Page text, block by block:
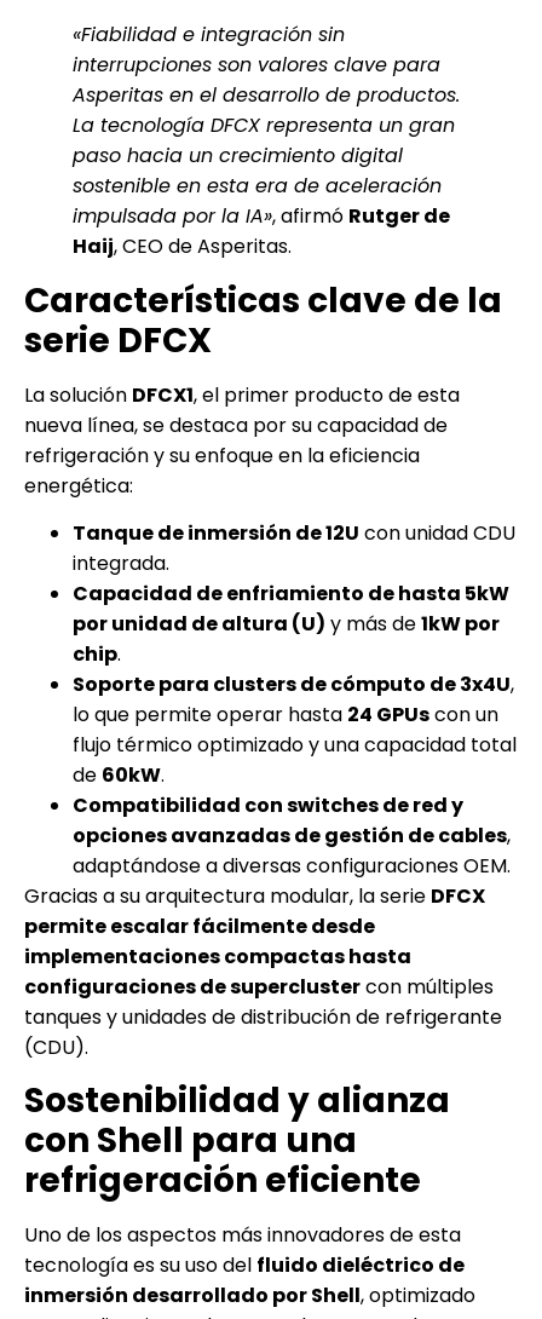
«Fiabilidad e integración sin
interrupciones son valores clave para
Asperitas en el desarrollo de productos.
La tecnología DFCX representa un gran
paso hacia un crecimiento digital
sostenible en esta era de aceleración
impulsada por la IA», afirmó Rutger de
Haij, CEO de Asperitas.
Características clave de la
serie DFCX
La solución DFCX1, el primer producto de esta
nueva línea, se destaca por su capacidad de
refrigeración y su enfoque en la eficiencia
energética:
Tanque de inmersión de 12U con unidad CDU
integrada.
Capacidad de enfriamiento de hasta 5kW
por unidad de altura (U) y más de1kW por
chip.
Soporte para clusters de cómputo de 3x4U,
lo que permite operar hasta 24 GPUscon un
flujo térmico optimizado y una capacidad total
de 60kW.
Compatibilidad con switches de red y
opciones avanzadas de gestión de cables,
adaptándose a diversas configuraciones OEM.
Gracias a su arquitectura modular, la serie DFCX
permite escalar fácilmente desde
implementaciones compactas hasta
configuraciones de superclustercon múltiples
tanques y unidades de distribución de refrigerante
(CDU).
Sostenibilidad y alianza
con Shell para una
refrigeración eficiente
Uno de los aspectos más innovadores de esta
tecnología es su uso del fluido dieléctrico de
inmersión desarrollado por Shell, optimizado